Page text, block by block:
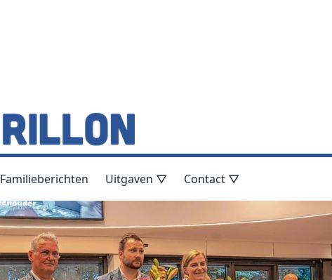
Familieberichten Uitgaven ▽ Contact ▽